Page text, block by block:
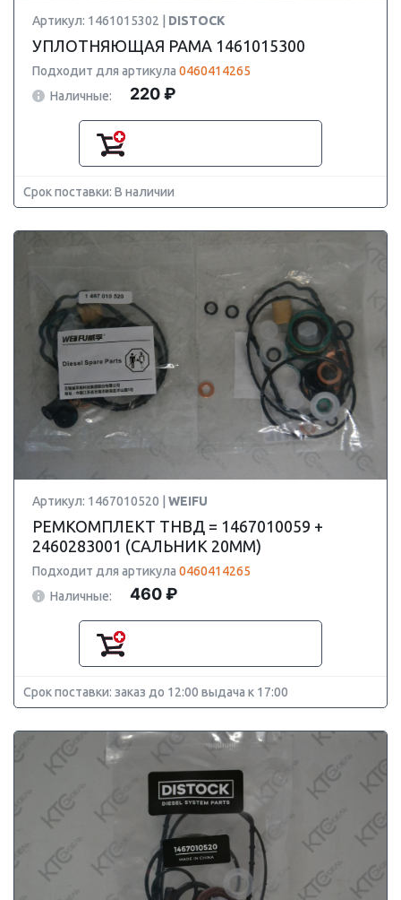
Артикул: 1461015302 | DISTOCK
УПЛОТНЯЮЩАЯ РАМА 1461015300
Подходит для артикула 0460414265
Наличные:
220 ₽
Срок поставки: В наличии
Артикул: 1467010520 | WEIFU
РЕМКОМПЛЕКТ ТНВД = 1467010059 +
2460283001 (САЛЬНИК 20ММ)
Подходит для артикула 0460414265
Наличные:
460 ₽
Срок поставки: заказ до 12:00 выдача к 17:00